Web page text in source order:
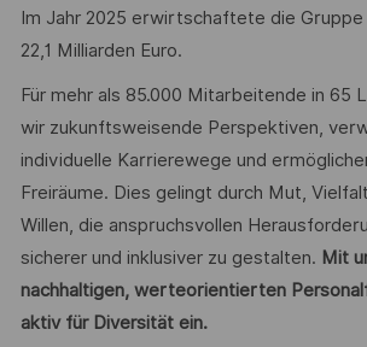
Im Jahr 2025 erwirtschaftete die
22,1 Milliarden Euro.
Für mehr als 85.000 Mitarbeitende in 65
wir zukunftsweisende Perspektiven,
individuelle Karrierewege und
Freiräume. Dies gelingt durch Mut,
Willen, die anspruchsvollen
sicherer und inklusiver zu gestalten. Mit
nachhaltigen, werteorientierten
aktiv für Diversität ein.